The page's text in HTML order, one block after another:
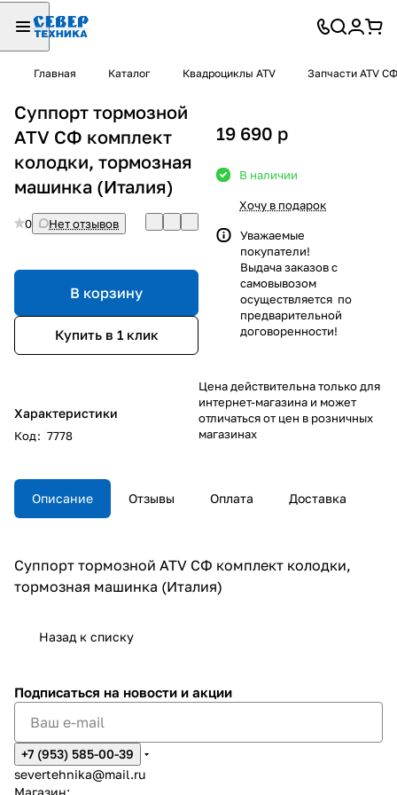
Главная Каталог Квадроциклы ATV Запчасти ATV СФ
Суппорт тормозной
ATV СФ комплект
колодки, тормозная
машинка (Италия)
0 Нет отзывов
В корзину
Купить в 1 клик
Характеристики
Код: 7778
19 690 p
В наличии
Хочу в подарок
Уважаемые
покупатели!
Выдача заказов с
самовывозом
осуществляется по
предварительной
договоренности!
Цена действительна только для
интернет-магазина и может
отличаться от цен в розничных
магазинах
Описание Отзывы Оплата Доставка
Суппорт тормозной ATV СФ комплект колодки,
тормозная машинка (Италия)
Назад к списку
Подписаться на новости и акции
+7 (953) 585-00-39
severtehnika@mail.ru
Магазин: